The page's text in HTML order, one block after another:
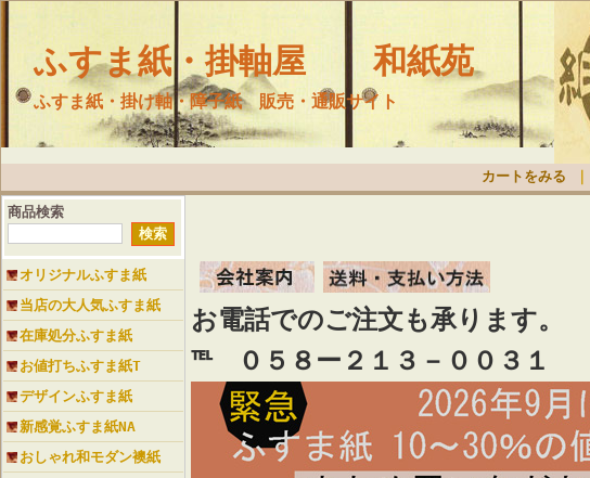
ふすま紙・掛軸屋 和紙苑
ふすま紙・掛け軸・障子紙 販売・通販サイト
カートをみる
商品検索
オリジナルふすま紙
当店の大人気ふすま紙
在庫処分ふすま紙
お値打ちふすま紙T
デザインふすま紙
新感覚ふすま紙NA
おしゃれ和モダン襖紙
お電話でのご注文も承ります。
℡ ０５８ー２１３－００３１